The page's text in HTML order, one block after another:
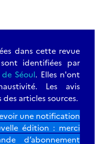
dans cette revue
identifiées par
Séoul. Elles n'ont
Les avis
articles sources.
une notification
édition : merci
d’abonnement